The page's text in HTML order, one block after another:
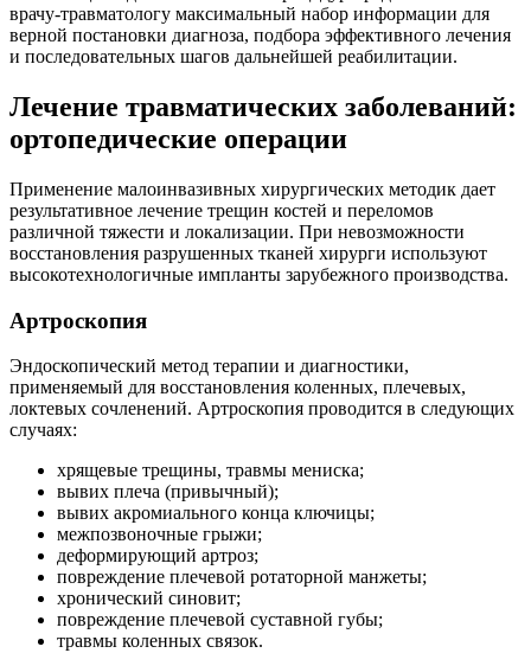
врачу-травматологу максимальный набор информации для
верной постановки диагноза, подбора эффективного лечения
и последовательных шагов дальнейшей реабилитации.
Лечение травматических заболеваний:
ортопедические операции
Применение малоинвазивных хирургических методик дает
результативное лечение трещин костей и переломов
различной тяжести и локализации. При невозможности
восстановления разрушенных тканей хирурги используют
высокотехнологичные импланты зарубежного производства.
Артроскопия
Эндоскопический метод терапии и диагностики,
применяемый для восстановления коленных, плечевых,
локтевых сочленений. Артроскопия проводится в следующих
случаях:
хрящевые трещины, травмы мениска;
вывих плеча (привычный);
вывих акромиального конца ключицы;
межпозвоночные грыжи;
деформирующий артроз;
повреждение плечевой ротаторной манжеты;
хронический синовит;
повреждение плечевой суставной губы;
травмы коленных связок.